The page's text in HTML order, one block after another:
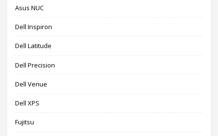
Asus NUC
Dell Inspiron
Dell Latitude
Dell Precision
Dell Venue
Dell XPS
Fujitsu